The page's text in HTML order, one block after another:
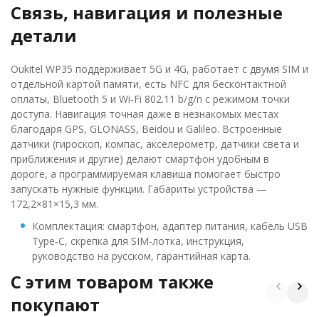
Связь, навигация и полезные
детали
Oukitel WP35 поддерживает 5G и 4G, работает с двумя SIM и
отдельной картой памяти, есть NFC для бесконтактной
оплаты, Bluetooth 5 и Wi‑Fi 802.11 b/g/n с режимом точки
доступа. Навигация точная даже в незнакомых местах
благодаря GPS, GLONASS, Beidou и Galileo. Встроенные
датчики (гироскоп, компас, акселерометр, датчики света и
приближения и другие) делают смартфон удобным в
дороге, а программируемая клавиша помогает быстро
запускать нужные функции. Габариты устройства —
172,2×81×15,3 мм.
Комплектация: смартфон, адаптер питания, кабель USB
Type‑C, скрепка для SIM-лотка, инструкция,
руководство на русском, гарантийная карта.
C этим товаром также
покупают